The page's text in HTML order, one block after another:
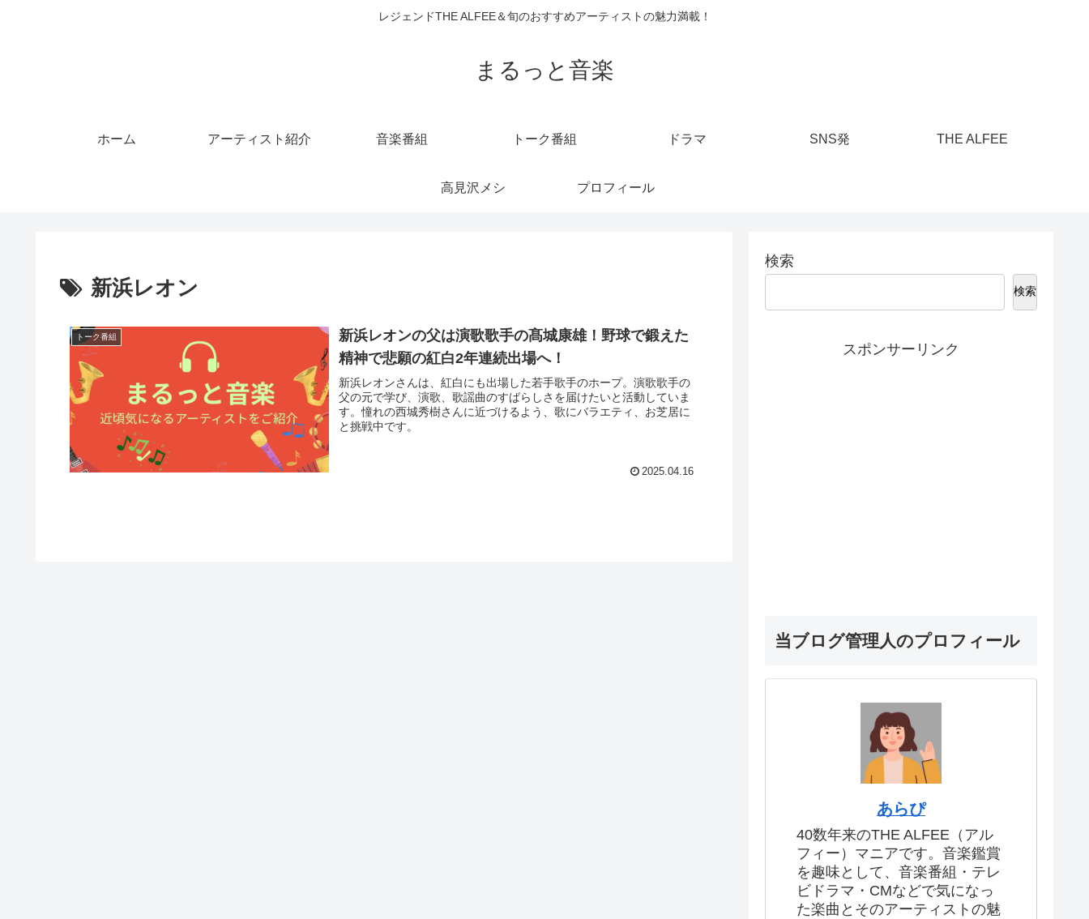
レジェンドTHE ALFEE＆旬のおすすめアーティストの魅力満載！
まるっと音楽
ホーム アーティスト紹介 音楽番組 トーク番組 ドラマ SNS発 THE ALFEE
高見沢メシ プロフィール
新浜レオン
トーク番組
新浜レオンの父は演歌歌手の髙城康雄！野球で鍛えた
精神で悲願の紅白2年連続出場へ！
新浜レオンさんは、紅白にも出場した若手歌手のホープ。演歌歌手の
父の元で学び、演歌、歌謡曲のすばらしさを届けたいと活動していま
す。憧れの西城秀樹さんに近づけるよう、歌にバラエティ、お芝居に
と挑戦中です。
2025.04.16
検索
検索
スポンサーリンク
当ブログ管理人のプロフィール
あらぴ
40数年来のTHE ALFEE（アル
フィー）マニアです。音楽鑑賞
を趣味として、音楽番組・テレ
ビドラマ・CMなどで気になっ
た楽曲とそのアーティストの魅